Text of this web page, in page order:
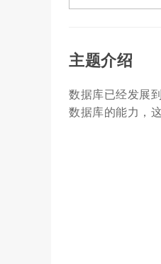
主题介绍
数据库已经发展
数据库的能力，